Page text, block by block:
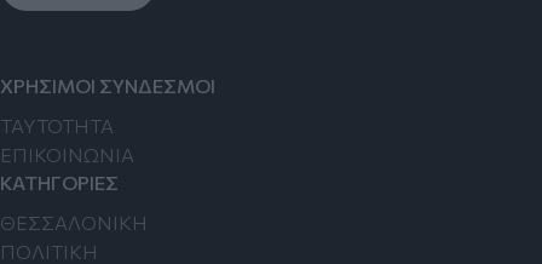
ΧΡΗΣΙΜΟΙ ΣΥΝΔΕΣΜΟΙ
TAYTOTHTA
ΕΠΙΚΟΙΝΩΝΙΑ
ΚΑΤΗΓΟΡΙΕΣ
ΘΕΣΣΑΛΟΝΙΚΗ
ΠΟΛΙΤΙΚΗ